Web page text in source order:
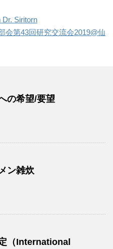
Dr. Siritorn
会第43回研究交流会2019@仙
の希望/要望
ン雑炊
（International